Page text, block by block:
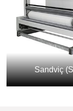
Sandviç